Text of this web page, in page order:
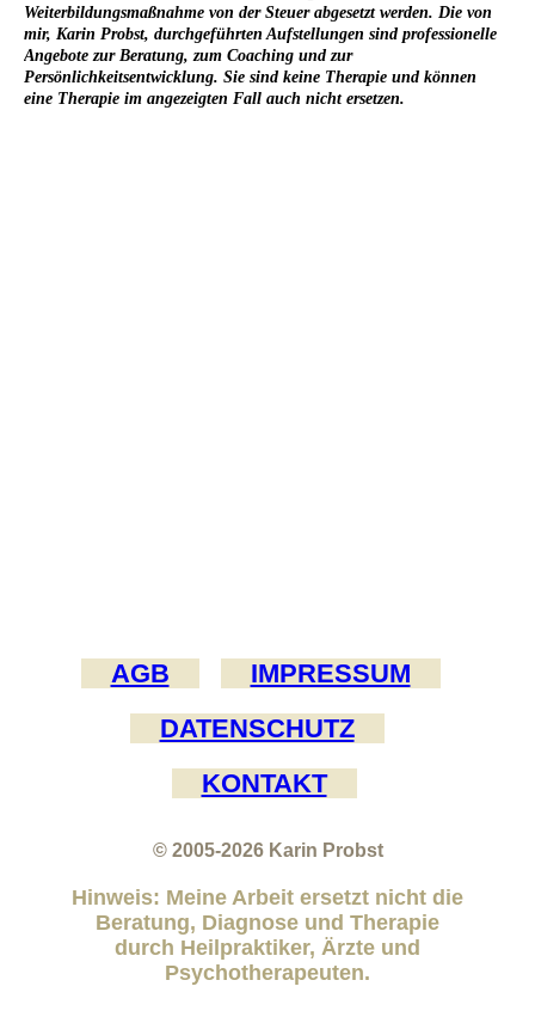
Weiterbildungsmaßnahme von der Steuer abgesetzt werden. Die von
mir, Karin Probst, durchgeführten Aufstellungen sind professionelle
Angebote zur Beratung, zum Coaching und zur
Persönlichkeitsentwicklung. Sie sind keine Therapie und können
eine Therapie im angezeigten Fall auch nicht ersetzen.
AGB
IMPRESSUM
DATENSCHUTZ
KONTAKT
© 2005-2026 Karin Probst
Hinweis: Meine Arbeit ersetzt nicht die
Beratung, Diagnose und Therapie
durch Heilpraktiker, Ärzte und
Psychotherapeuten.